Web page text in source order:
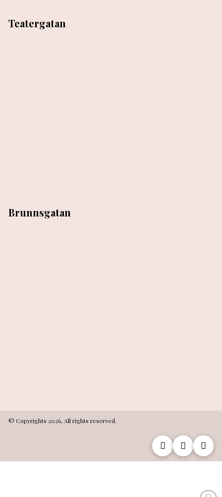
Teatergatan
Brunnsgatan
© Copyrights 2026, All rights reserved.